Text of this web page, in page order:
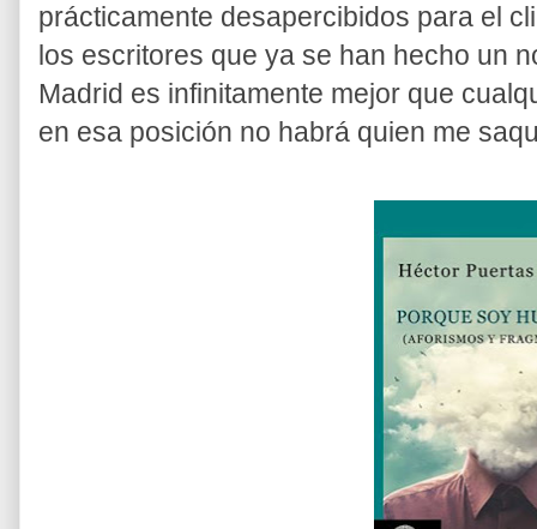
prácticamente desapercibidos para el
los escritores que ya se han hecho un
Madrid es infinitamente mejor que
en esa posición no habrá quien me